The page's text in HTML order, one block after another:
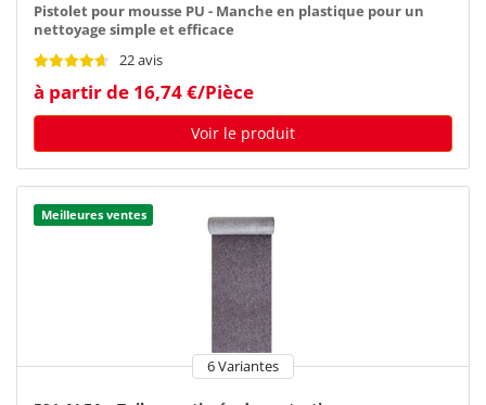
Pistolet pour mousse PU - Manche en plastique pour un
nettoyage simple et efficace
22 avis
à partir de 16,74 €/Pièce
Voir le produit
Meilleures ventes
6 Variantes